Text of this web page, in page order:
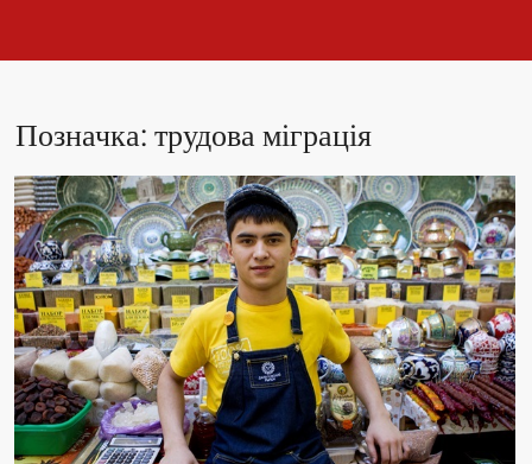
Позначка:трудова міграція